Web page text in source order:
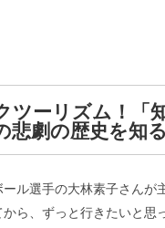
ツーリズム！「
悲劇の歴史を知る
ル選手の大林素子さん
ら、ずっと行きたいと思